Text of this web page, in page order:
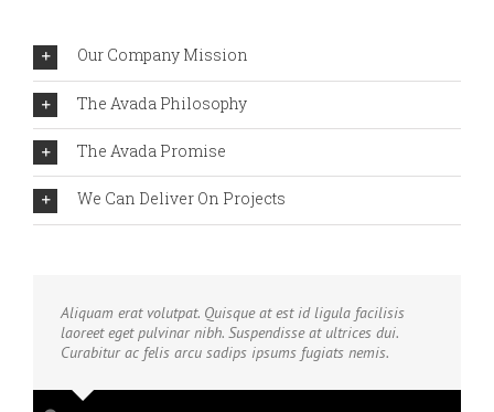
Our Company Mission
The Avada Philosophy
The Avada Promise
We Can Deliver On Projects
Aliquam erat volutpat. Quisque at est id ligula facilisis
laoreet eget pulvinar nibh. Suspendisse at ultrices dui.
Curabitur ac felis arcu sadips ipsums fugiats nemis.